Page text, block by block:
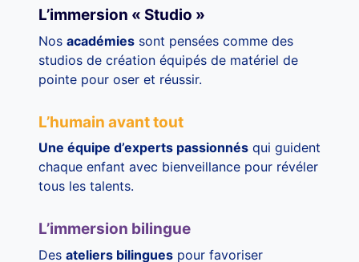
L’immersion « Studio »
Nos académies sont pensées comme des
studios de création équipés de matériel de
pointe pour oser et réussir.
L’humain avant tout
Une équipe d’experts passionnés qui guident
chaque enfant avec bienveillance pour révéler
tous les talents.
L’immersion bilingue
Des ateliers bilingues pour favoriser